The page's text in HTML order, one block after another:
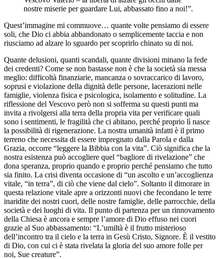
nostre miserie per guardare Lui, abbassato fino a noi!”.
Quest’immagine mi commuove… quante volte pensiamo di essere
soli, che Dio ci abbia abbandonato o semplicemente taccia e non
riusciamo ad alzare lo sguardo per scoprirlo chinato su di noi.
Quante delusioni, quanti scandali, quante divisioni minano la fede
dei credenti? Come se non bastasse non è che la società sia messa
meglio: difficoltà finanziarie, mancanza o sovraccarico di lavoro,
soprusi e violazione della dignità delle persone, lacerazioni nelle
famiglie, violenza fisica e psicologica, isolamento e solitudine. La
riflessione del Vescovo però non si sofferma su questi punti ma
invita a rivolgersi alla terra della propria vita per verificare quali
sono i sentimenti, le fragilità che ci abitano, perché proprio lì nasce
la possibilità di rigenerazione. La nostra umanità infatti è il primo
terreno che necessita di essere impregnato dalla Parola e dalla
Grazia, occorre “leggere la Bibbia con la vita”. Ciò significa che la
nostra esistenza può accogliere quel “bagliore di rivelazione” che
dona speranza, proprio quando e proprio perché pensiamo che tutto
sia finito. La crisi diventa occasione di “un ascolto e un’accoglienza
vitale, “in terra”, di ciò che viene dal cielo”. Soltanto il dimorare in
questa relazione vitale apre a orizzonti nuovi che fecondano le terre
inaridite dei nostri cuori, delle nostre famiglie, delle parrocchie, della
società e dei luoghi di vita. Il punto di partenza per un rinnovamento
della Chiesa è ancora e sempre l’amore di Dio effuso nei cuori
grazie al Suo abbassamento: “L’umiltà è il frutto misterioso
dell’incontro tra il cielo e la terra in Gesù Cristo, Signore. È il vestito
di Dio, con cui ci è stata rivelata la gloria del suo amore folle per
noi, Sue creature”.